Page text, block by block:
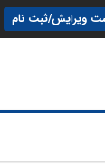
ویرایش/ثبت نام